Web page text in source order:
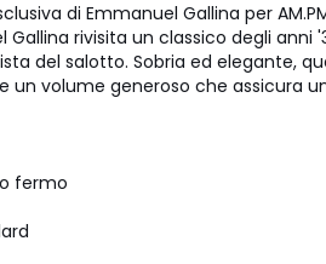
di Emmanuel Gallina per
rivisita un classico degli anni
del salotto. Sobria ed elegante,
un volume generoso che assicura
fermo